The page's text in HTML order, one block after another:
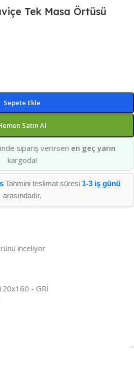
Tek Masa Örtüsü
Sepete Ekle
Satın Al
sipariş verirsen en geç yarın
kargoda!
Tahmini teslimat süresi 1-3 iş günü
arasındadır.
inceliyor
- GRİ